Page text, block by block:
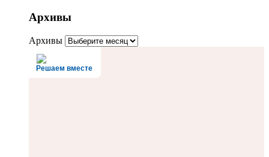
Архивы
Архивы
Решаем вместе